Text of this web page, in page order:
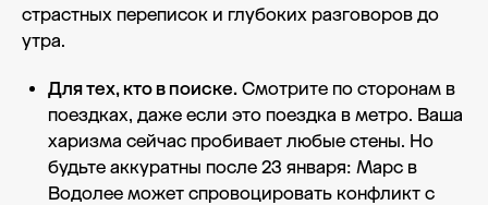
страстных переписок и глубоких разговоров до
утра.
Для тех, кто в поиске. Смотрите по сторонам в
поездках, даже если это поездка в метро. Ваша
харизма сейчас пробивает любые стены. Но
будьте аккуратны после 23 января: Марс в
Водолее может спровоцировать конфликт с